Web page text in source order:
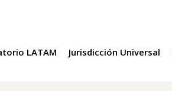
LATAM Jurisdicción Universal